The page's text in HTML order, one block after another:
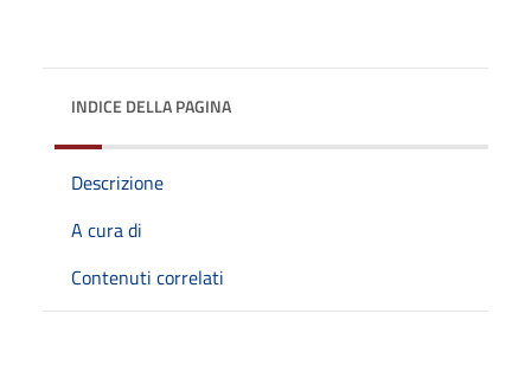
INDICE DELLA PAGINA
Descrizione
A cura di
Contenuti correlati